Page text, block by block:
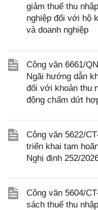
giảm thuế thu
nghiệp đối với hộ
và doanh nghiệp
Công văn 6661/
Ngãi hướng dẫn
đối với khoản thu
động chấm dứt
Công văn 5622/
triển khai tạm
Nghị định 252/
Công văn 5604/
sách thuế thu